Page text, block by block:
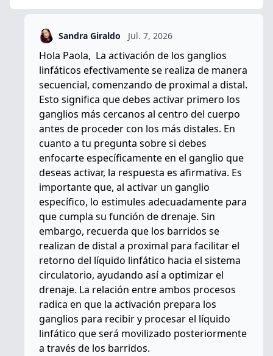
Sandra Giraldo Jul. 7, 2026
Hola Paola, La activación de los ganglios
linfáticos efectivamente se realiza de manera
secuencial, comenzando de proximal a distal.
Esto significa que debes activar primero los
ganglios más cercanos al centro del cuerpo
antes de proceder con los más distales. En
cuanto a tu pregunta sobre si debes
enfocarte específicamente en el ganglio que
deseas activar, la respuesta es afirmativa. Es
importante que, al activar un ganglio
específico, lo estimules adecuadamente para
que cumpla su función de drenaje. Sin
embargo, recuerda que los barridos se
realizan de distal a proximal para facilitar el
retorno del líquido linfático hacia el sistema
circulatorio, ayudando así a optimizar el
drenaje. La relación entre ambos procesos
radica en que la activación prepara los
ganglios para recibir y procesar el líquido
linfático que será movilizado posteriormente
a través de los barridos.